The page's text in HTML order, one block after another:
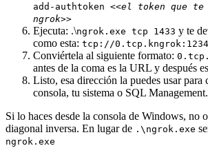
add-authtoken <<el token que
ngrok>>
Ejecuta: .\ngrok.exe tcp 1433 y te
como esta: tcp://
Conviértela al siguiente formato:
antes de la coma es la URL y después
Listo, esa dirección la puedes usar para
consola, tu sistema o SQL Management.
Si lo haces desde la consola de Windows, no
diagonal inversa. En lugar de .\ngrok.exe
ngrok.exe